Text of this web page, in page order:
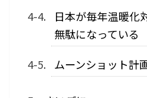
日本が毎年温暖化
無駄になっている
ムーンショット計